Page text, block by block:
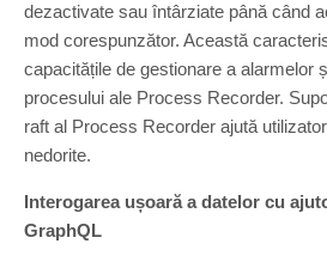
dezactivate sau întârziate până când
mod corespunzător. Această
capacitățile de gestionare a alarmelor
procesului ale Process Recorder.
raft al Process Recorder ajută
nedorite.
Interogarea ușoară a datelor cu
GraphQL